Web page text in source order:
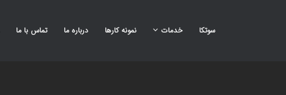
سوتکا خدمات نمونه کارها درباره ما تماس با ما